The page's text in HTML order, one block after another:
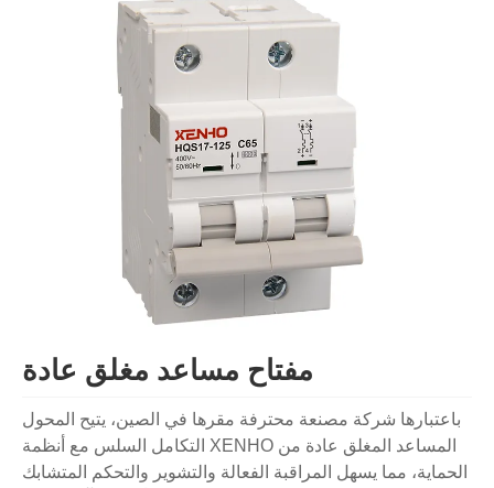
مفتاح مساعد مغلق عادة
باعتبارها شركة مصنعة محترفة مقرها في الصين، يتيح المحول
المساعد المغلق عادة من XENHO التكامل السلس مع أنظمة
الحماية، مما يسهل المراقبة الفعالة والتشوير والتحكم المتشابك